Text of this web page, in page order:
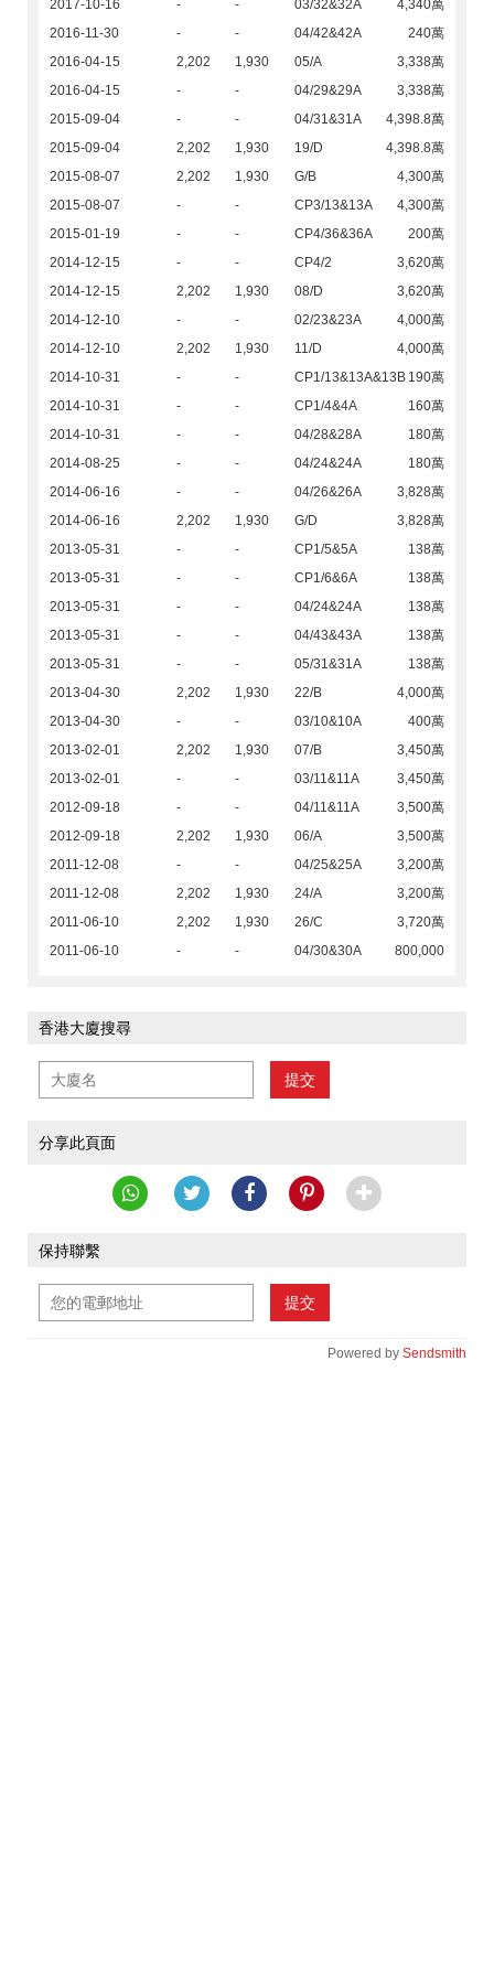
2017-10-16 - - 03/32&32A
4,340萬
2016-11-30
- - 04/42&42A
240萬
2016-04-15
2,202 1,930 05/A
3,338萬
2016-04-15
- - 04/29&29A
3,338萬
2015-09-04
- - 04/31&31A
4,398.8萬
2015-09-04
2,202 1,930 19/D
4,398.8萬
2015-08-07
2,202 1,930 G/B
4,300萬
2015-08-07
- - CP3/13&13A
4,300萬
2015-01-19
- - CP4/36&36A
200萬
2014-12-15
- - CP4/2
3,620萬
2014-12-15
2,202 1,930 08/D
3,620萬
2014-12-10
- - 02/23&23A
4,000萬
2014-12-10
2,202 1,930 11/D
4,000萬
2014-10-31
- - CP1/13&13A&13B 190萬
2014-10-31
- - CP1/4&4A
160萬
2014-10-31
- - 04/28&28A
180萬
2014-08-25
- - 04/24&24A
180萬
2014-06-16
- - 04/26&26A
3,828萬
2014-06-16
2,202 1,930 G/D
3,828萬
2013-05-31
- - CP1/5&5A
138萬
2013-05-31
- - CP1/6&6A
138萬
2013-05-31
- - 04/24&24A
138萬
2013-05-31
- - 04/43&43A
138萬
2013-05-31
- - 05/31&31A
138萬
2013-04-30
2,202 1,930 22/B
4,000萬
2013-04-30
- - 03/10&10A
400萬
2013-02-01
2,202 1,930 07/B
3,450萬
2013-02-01
- - 03/11&11A
3,450萬
2012-09-18
- - 04/11&11A
3,500萬
2012-09-18
2,202 1,930 06/A
3,500萬
2011-12-08
- - 04/25&25A
3,200萬
2011-12-08
2,202 1,930 24/A
3,200萬
2011-06-10
2,202 1,930 26/C
3,720萬
2011-06-10
- - 04/30&30A 800,000
香港大廈搜尋
提交
分享此頁面
保持聯繫
提交
Powered by Sendsmith